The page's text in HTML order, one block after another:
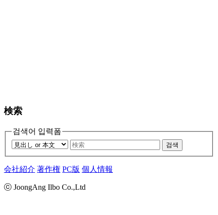
検索
검색어 입력폼
검색
会社紹介 著作権 PC版 個人情報
ⓒ JoongAng Ilbo Co.,Ltd